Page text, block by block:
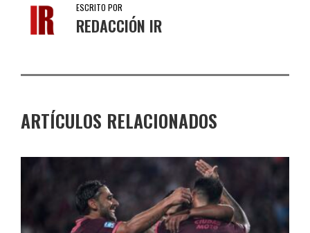
ESCRITO POR
REDACCIÓN IR
ARTÍCULOS RELACIONADOS